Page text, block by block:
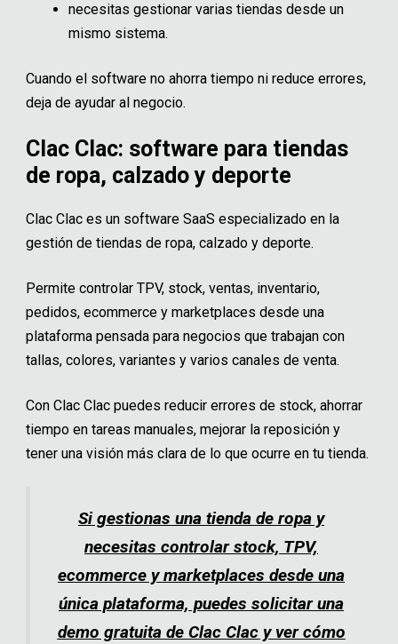
necesitas gestionar varias tiendas desde un
mismo sistema.
Cuando el software no ahorra tiempo ni reduce errores,
deja de ayudar al negocio.
Clac Clac: software para tiendas
de ropa, calzado y deporte
Clac Clac es un software SaaS especializado en la
gestión de tiendas de ropa, calzado y deporte.
Permite controlar TPV, stock, ventas, inventario,
pedidos, ecommerce y marketplaces desde una
plataforma pensada para negocios que trabajan con
tallas, colores, variantes y varios canales de venta.
Con Clac Clac puedes reducir errores de stock, ahorrar
tiempo en tareas manuales, mejorar la reposición y
tener una visión más clara de lo que ocurre en tu tienda.
Si gestionas una tienda de ropa y
necesitas controlar stock, TPV,
ecommerce y marketplaces desde una
única plataforma, puedes solicitar una
demo gratuita de Clac Clac y ver cómo